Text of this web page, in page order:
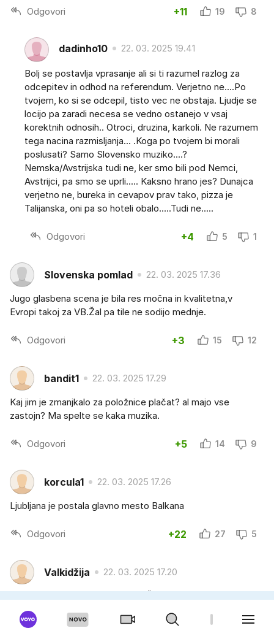
Odgovori +11 19 8
dadinho10 22. 03. 2025 19.41
Bolj se postavlja vprasanje ali si ti razumel razlog za
odcepitev in odhod na referendum. Verjetno ne....Po
tvojem, ko si se odcepil, tisto vec ne obstaja. Ljudje se
locijo pa zaradi necesa se vedno ostanejo v vsaj
korektnih odnosih.. Otroci, druzina, karkoli. Ne razumem
tega nacina razmisljanja... .Koga po tvojem bi morali
poslusati? Samo Slovensko muziko....?
Nemska/Avstrijska tudi ne, ker smo bili pod Nemci,
Avstrijci, pa smo se uprli..... Kaksno hrano jes? Dunajca
verjetno ne, bureka in cevapov prav tako, pizza je
Talijanska, oni pa so hoteli obalo.....Tudi ne.....
Odgovori +4 5 1
Slovenska pomlad 22. 03. 2025 17.36
Jugo glasbena scena je bila res močna in kvalitetna,v
Evropi takoj za VB.Žal pa tile ne sodijo mednje.
Odgovori +3 15 12
bandit1 22. 03. 2025 17.29
Kaj jim je zmanjkalo za položnice plačat? al majo vse
zastojn? Ma spelte se kaka muzika.
Odgovori +5 14 9
korcula1 22. 03. 2025 17.26
Ljubljana je postala glavno mesto Balkana
Odgovori +22 27 5
Valkidžija 22. 03. 2025 17.20
bila vojna v Sloveniji so ga bila polna usta ,citiram: samo da
kod nas zapuca, borit čemo se. No in ko se je to zgodilo,